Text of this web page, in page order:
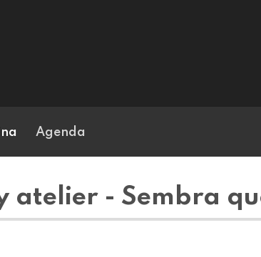
Agenda
atelier - Sembra